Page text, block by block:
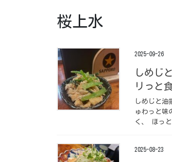
桜上水
2025-09-26
しめじ
リっと
しめじと油
ゅわっと味
く、 ほっ
2025-08-23